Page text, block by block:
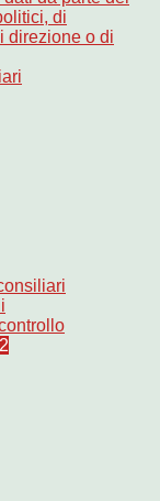
di
direzione o di
2